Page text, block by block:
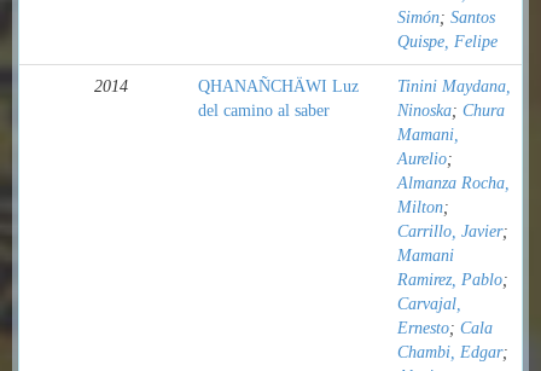
Simón; Santos
Quispe, Felipe
2014
QHANAÑCHÄWI Luz
del camino al saber
Tinini Maydana,
Ninoska; Chura
Mamani,
Aurelio;
Almanza Rocha,
Milton;
Carrillo, Javier;
Mamani
Ramirez, Pablo;
Carvajal,
Ernesto; Cala
Chambi, Edgar;